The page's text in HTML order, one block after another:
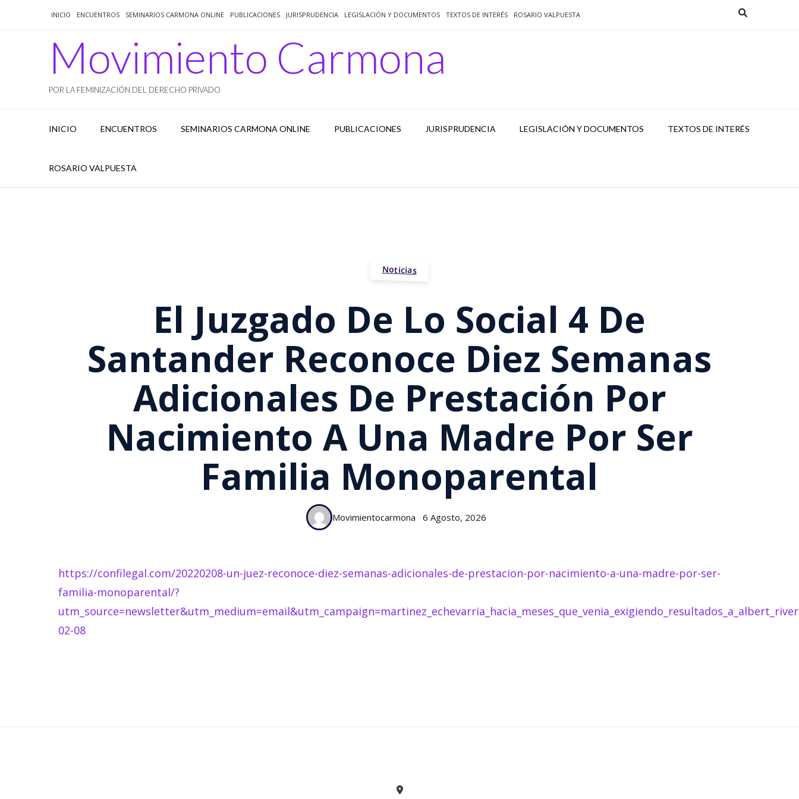
INICIO ENCUENTROS SEMINARIOS CARMONA ONLINE PUBLICACIONES JURISPRUDENCIA LEGISLACIÓN Y DOCUMENTOS TEXTOS DE INTERÉS ROSARIO VALPUESTA
Movimiento Carmona
POR LA FEMINIZACIÓN DEL DERECHO PRIVADO
INICIO ENCUENTROS SEMINARIOS CARMONA ONLINE PUBLICACIONES JURISPRUDENCIA LEGISLACIÓN Y DOCUMENTOS TEXTOS DE INTERÉS
ROSARIO VALPUESTA
Noticias
El Juzgado De Lo Social 4 De
Santander Reconoce Diez Semanas
Adicionales De Prestación Por
Nacimiento A Una Madre Por Ser
Familia Monoparental
Movimientocarmona 6 Agosto, 2026
https://confilegal.com/20220208-un-juez-reconoce-diez-semanas-adicionales-de-prestacion-por-nacimiento-a-una-madre-por-ser-
familia-monoparental/?
02-08